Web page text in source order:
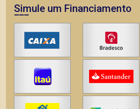
Simule um Financiamento